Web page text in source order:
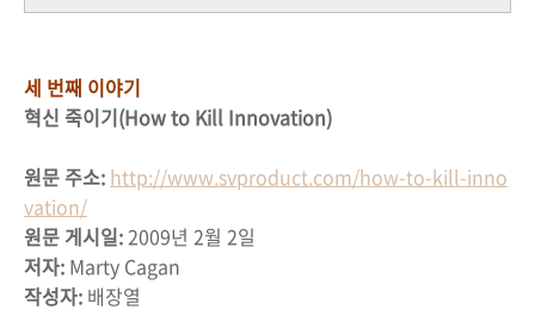
세 번째 이야기
혁신 죽이기(How to Kill Innovation)
원문 주소: http://www.svproduct.com/how-to-kill-inno
vation/
원문 게시일:2009년 2월 2일
저자: Marty Cagan
작성자: 배장열